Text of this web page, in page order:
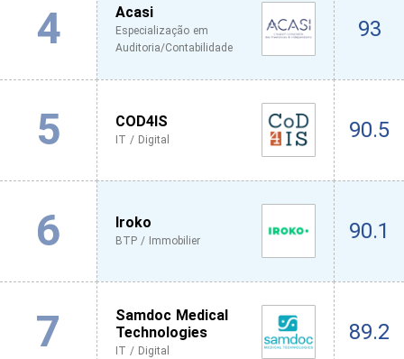
4 Acasi
Especialização em
Auditoria/Contabilidade
93
5 COD4IS
IT / Digital 90.5
6 Iroko
BTP / Immobilier 90.1
7
Samdoc Medical
Technologies
IT / Digital
89.2